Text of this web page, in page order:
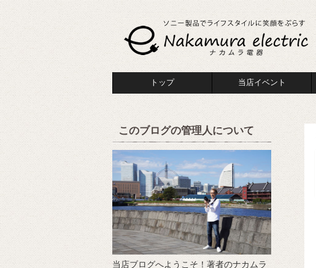
トップ 当店イベント
このブログの管理人について
当店ブログへようこそ！著者のナカムラ